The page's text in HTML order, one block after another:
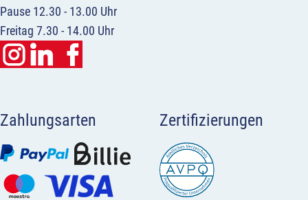
Pause 12.30 - 13.00 Uhr
Freitag 7.30 - 14.00 Uhr
Zahlungsarten Zertifizierungen